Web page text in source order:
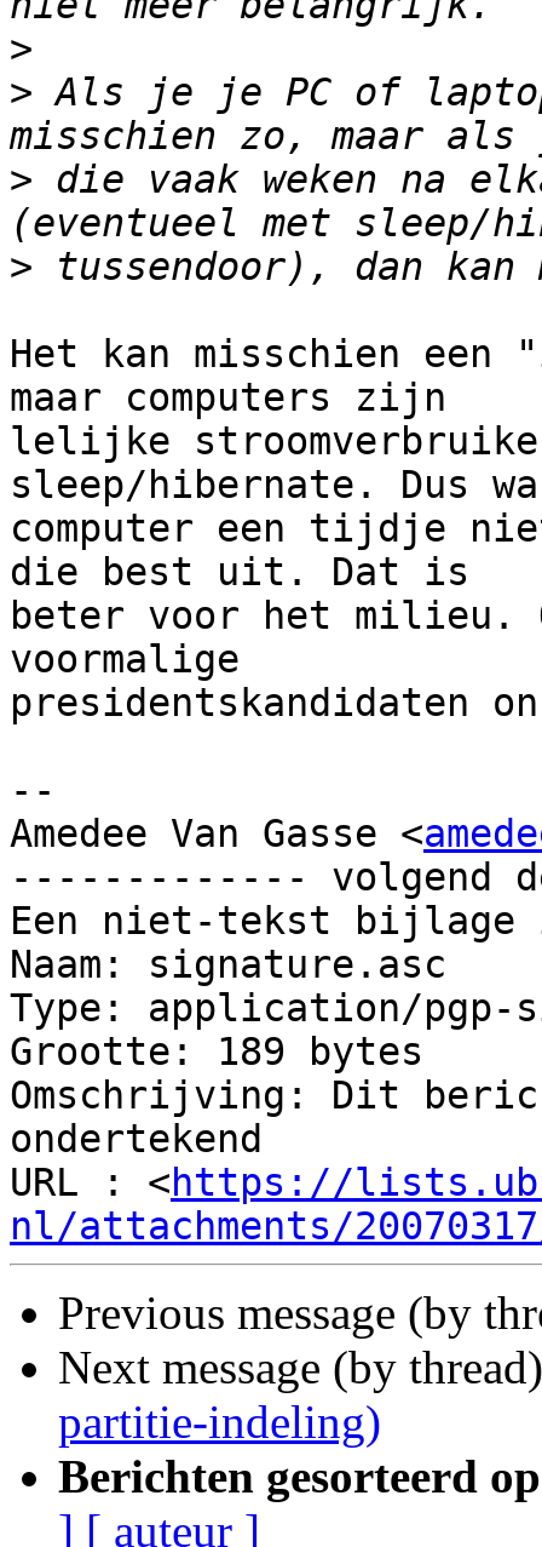
>
> Als je je PC of
> die vaak weken na
>
Het kan misschien
maar computers zijn
lelijke
sleep/hibernate. Dus
computer een tijdje
die best uit. Dat is
beter voor het milieu.
voormalige
presidentskandidaten
--
Amedee Van Gasse <
------------- volgend
Een niet-tekst
Naam: signature.asc
Type: application/pgp-
Grootte: 189 bytes
Omschrijving: Dit
ondertekend
URL : <https://
nl/attachments/
Previous message (by
Next message (by
partitie-indeling)
Berichten gesorteerd
] [ auteur ]